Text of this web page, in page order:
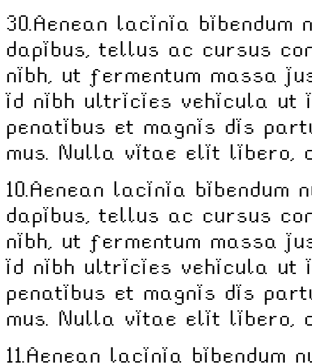
30.Aenean lacinia bibendum
dapibus, tellus ac cursus
nibh, ut fermentum massa
id nibh ultricies vehicula ut
penatibus et magnis dis
mus. Nulla vitae elit libero,
10.Aenean lacinia bibendum
dapibus, tellus ac cursus
nibh, ut fermentum massa
id nibh ultricies vehicula ut
penatibus et magnis dis
mus. Nulla vitae elit libero,
11.Aenean lacinia bibendum